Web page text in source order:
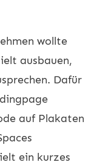
wollte
ausbauen,
Dafür
auf Plakaten
ein kurzes